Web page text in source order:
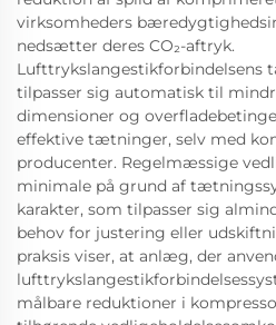
virksomheders
nedsætter deres CO₂-aftryk.
tilpasser sig automatisk til
dimensioner og
effektive tætninger, selv med
producenter. Regelmæssige
minimale på grund af
karakter, som tilpasser sig
behov for justering eller
praksis viser, at anlæg, der
målbare reduktioner i